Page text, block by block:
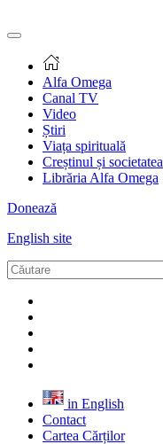
Alfa Omega
Canal TV
Video
Știri
Viața spirituală
Creștinul și societatea
Librăria Alfa Omega
Donează
English site
in English
Contact
Cartea Cărților